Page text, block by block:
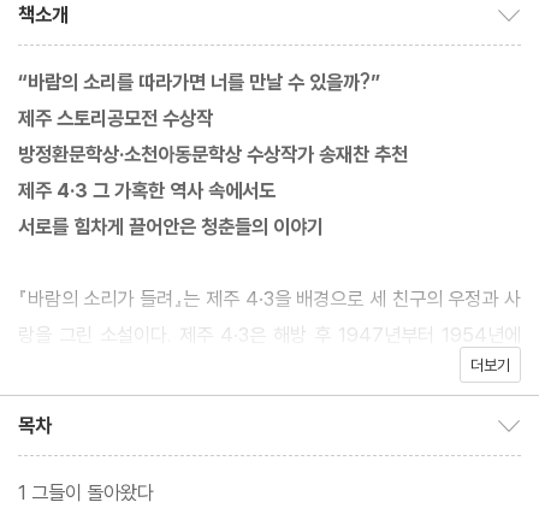
책소개
“바람의 소리를 따라가면 너를 만날 수 있을까?”
제주 스토리공모전 수상작
방정환문학상·소천아동문학상 수상작가 송재찬 추천
제주 4·3 그 가혹한 역사 속에서도
서로를 힘차게 끌어안은 청춘들의 이야기
『바람의 소리가 들려』는 제주 4·3을 배경으로 세 친구의 우정과 사
랑을 그린 소설이다. 제주 4·3은 해방 후 1947년부터 1954년에
이르기까지 극렬한 이념의 대립 속에서 제주도의 수많은 양민이 무
약 3만 명으로 제주 인구의 10분의 1이 목숨을 잃었다. 이는 한국 현
대사에서 6·25전쟁 다음으로 큰 인명 피해로 기록되어 있다.
더보기
목차
1 그들이 돌아왔다